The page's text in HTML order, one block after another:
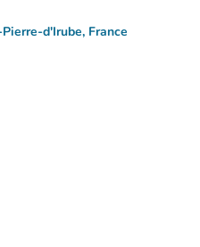
d'Irube, France
Google Maps)
pestaña)